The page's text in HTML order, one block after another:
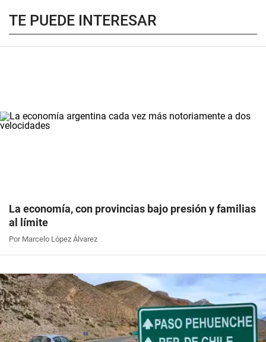
TE PUEDE INTERESAR
La economía, con provincias bajo presión y familias
al límite
Por Marcelo López Álvarez